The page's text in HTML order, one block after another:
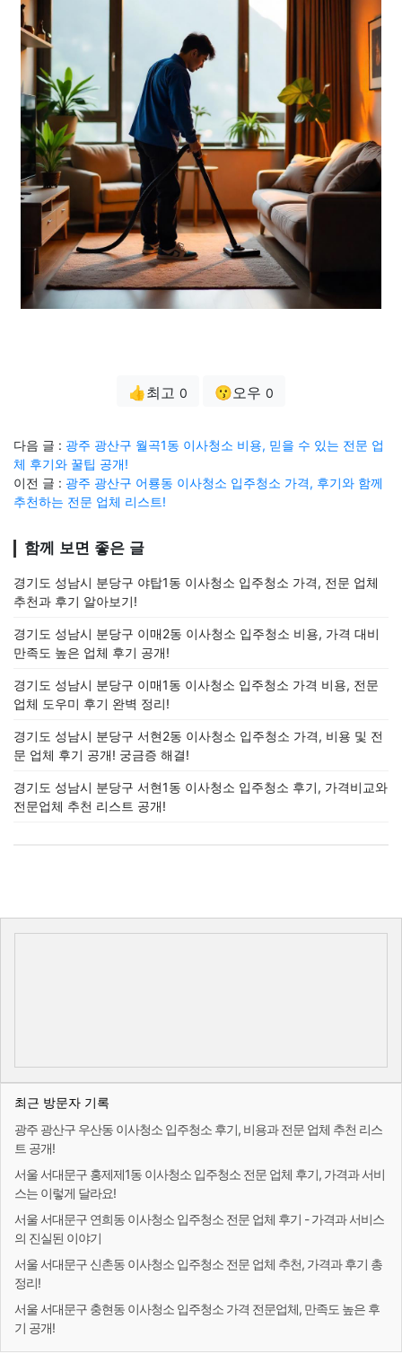
👍최고 0 😗오우 0
다음 글 : 광주 광산구 월곡1동 이사청소 비용, 믿을 수 있는 전문 업
체 후기와 꿀팁 공개!
이전 글 : 광주 광산구 어룡동 이사청소 입주청소 가격, 후기와 함께
추천하는 전문 업체 리스트!
함께 보면 좋은 글
경기도 성남시 분당구 야탑1동 이사청소 입주청소 가격, 전문 업체
추천과 후기 알아보기!
경기도 성남시 분당구 이매2동 이사청소 입주청소 비용, 가격 대비
만족도 높은 업체 후기 공개!
경기도 성남시 분당구 이매1동 이사청소 입주청소 가격 비용, 전문
업체 도우미 후기 완벽 정리!
경기도 성남시 분당구 서현2동 이사청소 입주청소 가격, 비용 및 전
문 업체 후기 공개! 궁금증 해결!
경기도 성남시 분당구 서현1동 이사청소 입주청소 후기, 가격비교와
전문업체 추천 리스트 공개!
최근 방문자 기록
광주 광산구 우산동 이사청소 입주청소 후기, 비용과 전문 업체 추천 리스
트 공개!
서울 서대문구 홍제제1동 이사청소 입주청소 전문 업체 후기, 가격과 서비
스는 이렇게 달라요!
서울 서대문구 연희동 이사청소 입주청소 전문 업체 후기 - 가격과 서비스
의 진실된 이야기
서울 서대문구 신촌동 이사청소 입주청소 전문 업체 추천, 가격과 후기 총
정리!
서울 서대문구 충현동 이사청소 입주청소 가격 전문업체, 만족도 높은 후
기 공개!